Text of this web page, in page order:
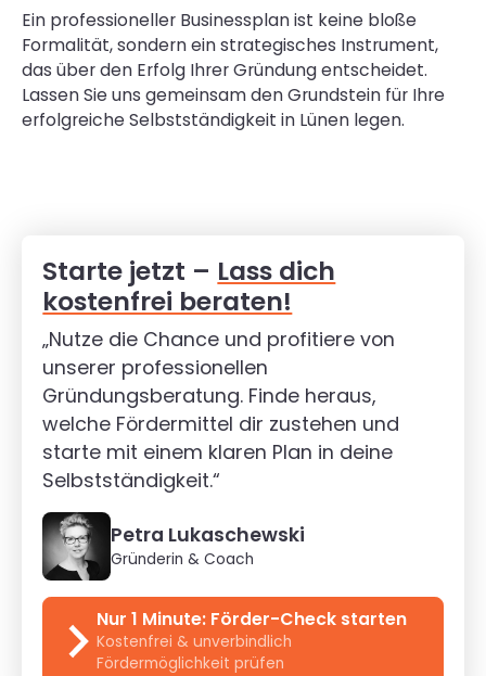
Ein professioneller Businessplan ist keine bloße
Formalität, sondern ein strategisches Instrument,
das über den Erfolg Ihrer Gründung entscheidet.
Lassen Sie uns gemeinsam den Grundstein für Ihre
erfolgreiche Selbstständigkeit in Lünen legen.
Starte jetzt – Lass dich
kostenfrei beraten!
„Nutze die Chance und profitiere von
unserer professionellen
Gründungsberatung. Finde heraus,
welche Fördermittel dir zustehen und
starte mit einem klaren Plan in deine
Selbstständigkeit.“
Petra Lukaschewski
Gründerin & Coach
Nur 1 Minute: Förder-Check starten
Kostenfrei & unverbindlich
Fördermöglichkeit prüfen